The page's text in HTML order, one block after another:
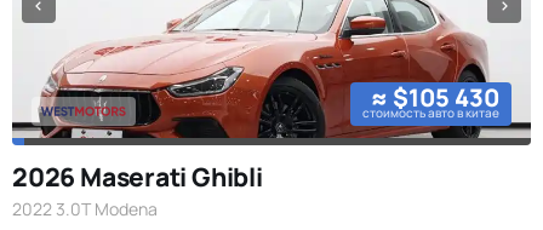
≈ $105 430
стоимость авто в китае
2026 Maserati Ghibli
2022 3.0T Modena